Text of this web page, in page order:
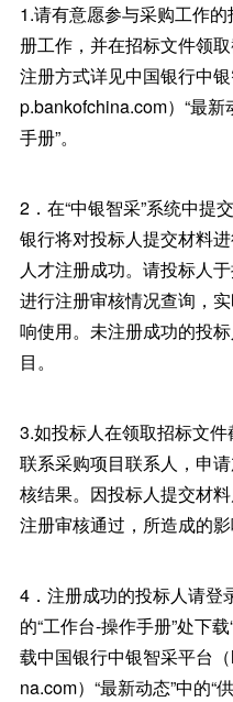
1.请有意愿参与采购工作的
册工作，并在招标文件领
注册方式详见中国银行中
p.bankofchina.com）“最新
手册”。
2．在“中银智采”系统中提
银行将对投标人提交材料
人才注册成功。请投标人
进行注册审核情况查询，
响使用。未注册成功的投
目。
3.如投标人在领取招标文
联系采购项目联系人，申
核结果。因投标人提交材
注册审核通过，所造成的影
4．注册成功的投标人请登
的“工作台-操作手册”处下
载中国银行中银智采平台
na.com）“最新动态”中的“